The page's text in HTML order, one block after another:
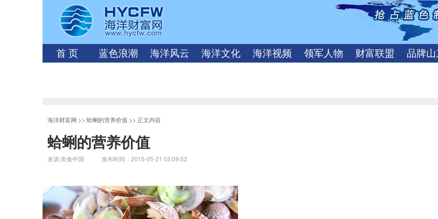
首 页 蓝色浪潮 海洋风云 海洋文化 海洋视频 领军人物 财富联盟 品牌
海洋财富网 >> 蛤蜊的营养价值 >> 正文内容
蛤蜊的营养价值
来源:美食中国 发布时间：2015-05-21 03:09:52